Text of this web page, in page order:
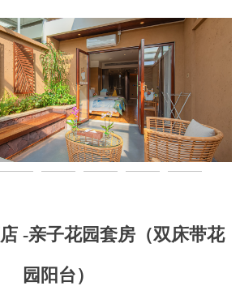
-亲子花园套房（双床带花
园阳台）